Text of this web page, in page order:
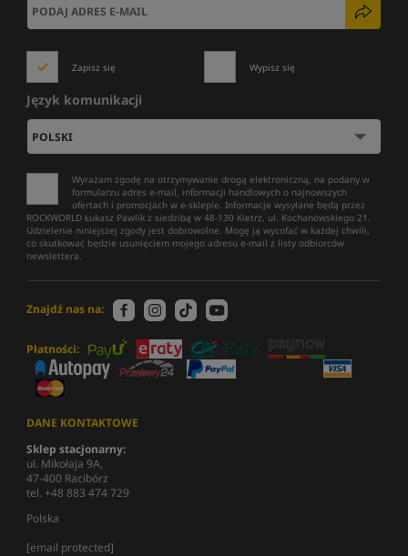
Zapisz się Wypisz się
Język komunikacji
Wyrażam zgodę na otrzymywanie drogą elektroniczną, na podany w
formularzu adres e-mail, informacji handlowych o najnowszych
ofertach i promocjach w e-sklepie. Informacje wysyłane będą przez
ROCKWORLD Łukasz Pawlik z siedzibą w 48-130 Kietrz, ul. Kochanowskiego 21.
Udzielenie niniejszej zgody jest dobrowolne. Mogę ją wycofać w każdej chwili,
co skutkować będzie usunięciem mojego adresu e-mail z listy odbiorców
newslettera.
Znajdź nas na:
Płatności:
DANE KONTAKTOWE
Sklep stacjonarny:
ul. Mikołaja 9A,
47-400 Racibórz
tel. +48 883 474 729
Polska
[email protected]